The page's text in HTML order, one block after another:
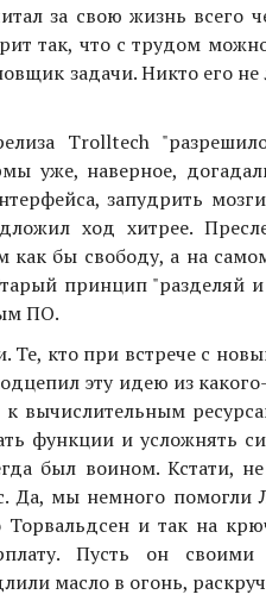
за свою жизнь всего
так, что с трудом
задачи. Никто его
Trolltech
уже, наверное,
запудрить
ход хитрее.
бы свободу, а на
принцип "разделяй
ПО.
кто при встрече с
эту идею из
вычислительным
функции и усложнять
был воином. Кстати,
Да, мы немного помогли
и так на
Пусть он
масло в огонь,